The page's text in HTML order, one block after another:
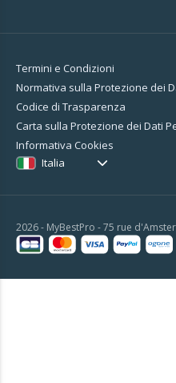
Termini e Condizioni
Normativa sulla Protezione dei
Codice di Trasparenza
Carta sulla Protezione dei Dati
Informativa Cookies
Italia
2026 - MyBestPro - 75 rue